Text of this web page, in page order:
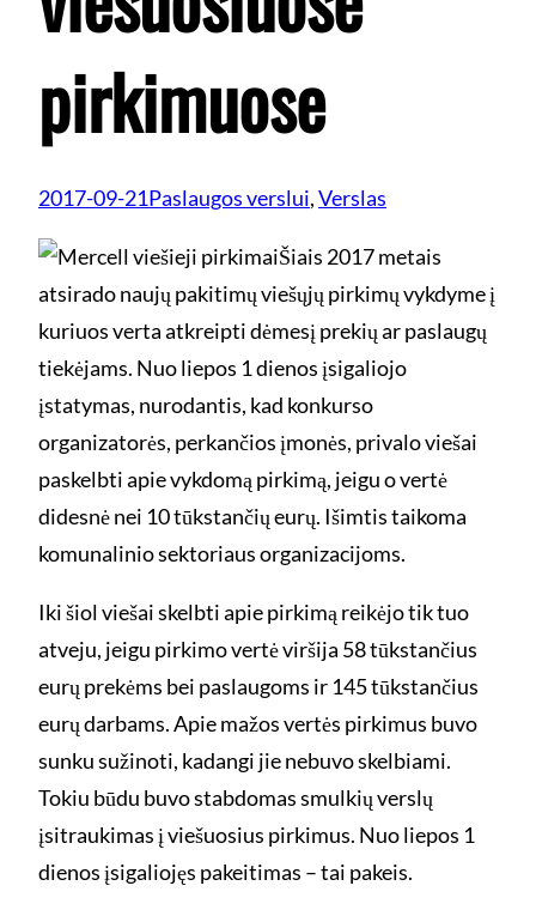
pirkimuose
2017-09-21Paslaugos verslui, Verslas
Šiais 2017 metais
atsirado naujų pakitimų viešųjų pirkimų vykdyme į
kuriuos verta atkreipti dėmesį prekių ar paslaugų
tiekėjams. Nuo liepos 1 dienos įsigaliojo
įstatymas, nurodantis, kad konkurso
organizatorės, perkančios įmonės, privalo viešai
paskelbti apie vykdomą pirkimą, jeigu o vertė
didesnė nei 10 tūkstančių eurų. Išimtis taikoma
komunalinio sektoriaus organizacijoms.
Iki šiol viešai skelbti apie pirkimą reikėjo tik tuo
atveju, jeigu pirkimo vertė viršija 58 tūkstančius
eurų prekėms bei paslaugoms ir 145 tūkstančius
eurų darbams. Apie mažos vertės pirkimus buvo
sunku sužinoti, kadangi jie nebuvo skelbiami.
Tokiu būdu buvo stabdomas smulkių verslų
įsitraukimas į viešuosius pirkimus. Nuo liepos 1
dienos įsigaliojęs pakeitimas – tai pakeis.